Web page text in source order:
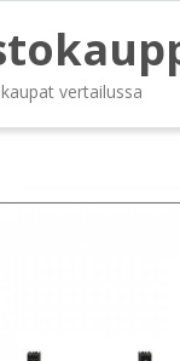
vertailussa